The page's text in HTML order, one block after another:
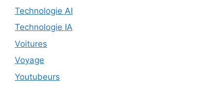
Technologie AI
Technologie IA
Voitures
Voyage
Youtubeurs